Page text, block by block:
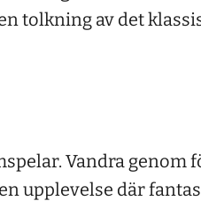
tolkning av det
Vandra genom
upplevelse där